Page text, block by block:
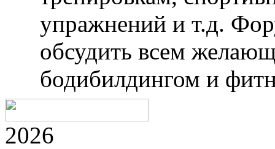
упражнений и т.д.
обсудить всем
бодибилдингом и
2026